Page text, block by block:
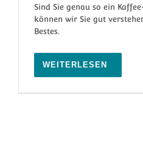
Sind Sie genau so ein
können wir Sie gut
Bestes.
WEITERLESEN